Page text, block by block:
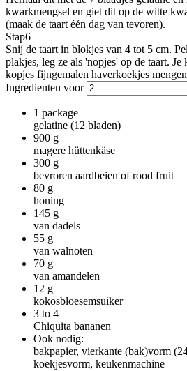
kwarkmengsel en giet dit op de witte
(maak de taart één dag van tevoren).
Stap6
Snij de taart in blokjes van 4 tot 5 cm.
plakjes, leg ze als 'nopjes' op de taart. Je
kopjes fijngemalen haverkoekjes
Ingredienten voor
1 package
gelatine (12 bladen)
900 g
magere hüttenkäse
300 g
bevroren aardbeien of rood fruit
80 g
honing
145 g
van dadels
55 g
van walnoten
70 g
van amandelen
12 g
kokosbloesemsuiker
3 to 4
Chiquita bananen
Ook nodig:
bakpapier, vierkante (bak)vorm
koekjesvorm, keukenmachine